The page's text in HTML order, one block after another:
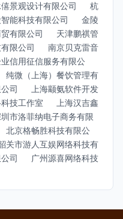
景观设计有限公司
杭
能科技有限公司
金陵
有限公司
天津鹏祺管
限公司
南京贝克雷音
信用征信服务有限公
纯微（上海）餐饮管理有
司
上海颛氨软件开发
技工作室
上海汉吉鑫
市洛菲纳电子商务有限
北京格畅胜科技有限公
关市游人互娱网络科技有
司
广州源喜网络科技